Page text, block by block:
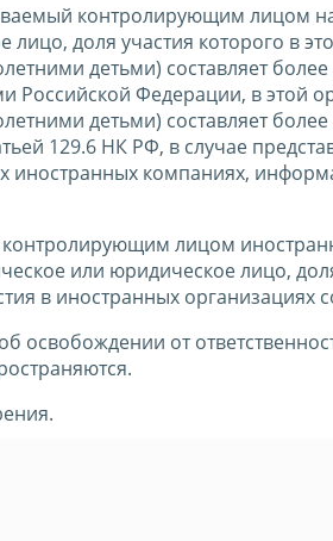
контролирующим лицом
доля участия которого в
детьми) составляет
Российской Федерации, в этой
детьми) составляет
129.6 НК РФ, в случае
иностранных компаниях,
лицом
или юридическое лицо,
в иностранных организациях
освобождении от